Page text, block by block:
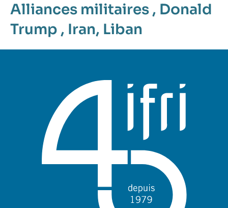
Alliances militaires , Donald
Trump , Iran, Liban